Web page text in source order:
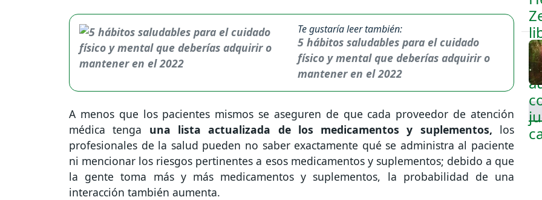
Te gustaría leer también:
5 hábitos saludables para el cuidado
físico y mental que deberías adquirir o
mantener en el 2022
A menos que los pacientes mismos se aseguren de que cada proveedor de atención
médica tenga una lista actualizada de los medicamentos y suplementos, los
profesionales de la salud pueden no saber exactamente qué se administra al paciente
ni mencionar los riesgos pertinentes a esos medicamentos y suplementos; debido a que
la gente toma más y más medicamentos y suplementos, la probabilidad de una
interacción también aumenta.